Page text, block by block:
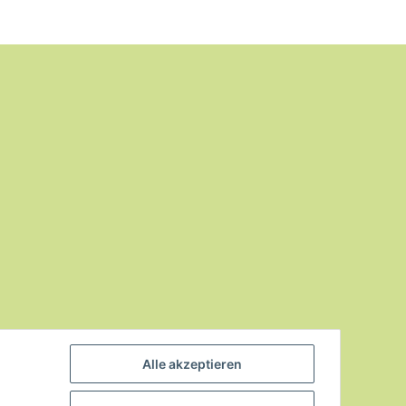
Alle akzeptieren